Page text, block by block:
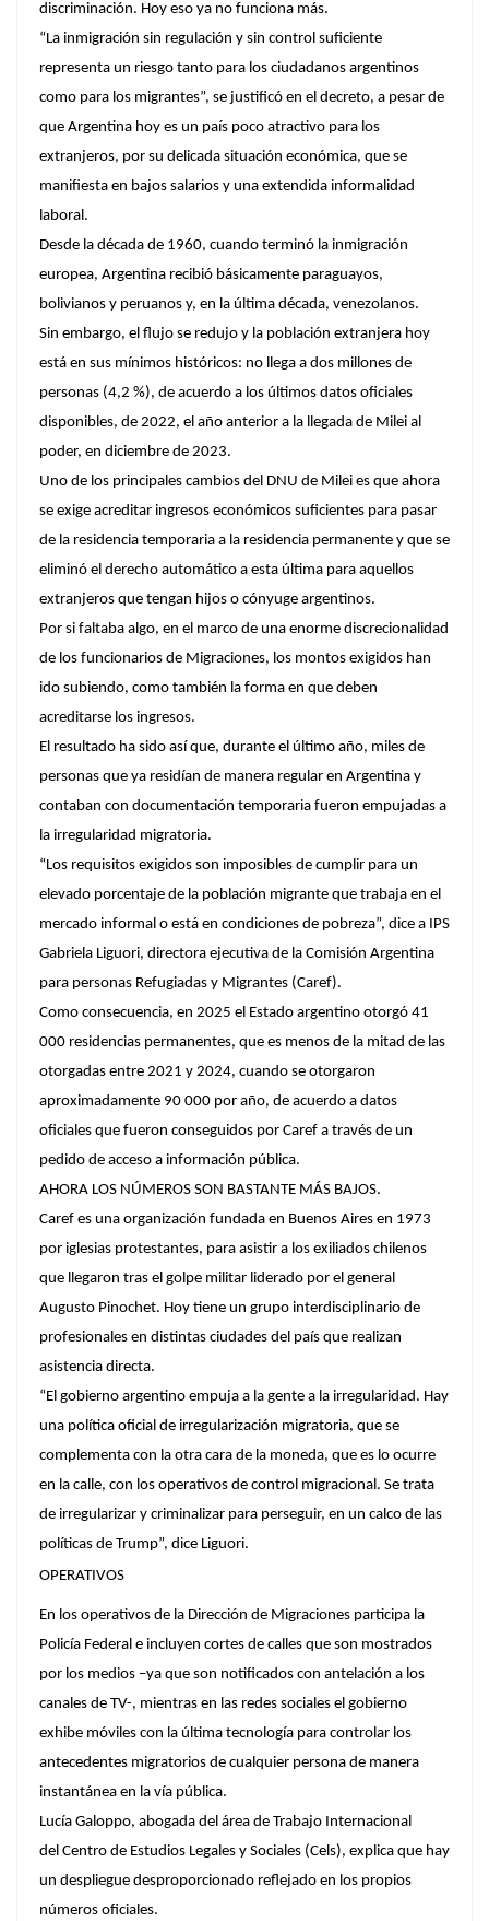
discriminación. Hoy eso ya no funciona más.
“La inmigración sin regulación y sin control suficiente
representa un riesgo tanto para los ciudadanos argentinos
como para los migrantes”, se justificó en el decreto, a pesar de
que Argentina hoy es un país poco atractivo para los
extranjeros, por su delicada situación económica, que se
manifiesta en bajos salarios y una extendida informalidad
laboral.
Desde la década de 1960, cuando terminó la inmigración
europea, Argentina recibió básicamente paraguayos,
bolivianos y peruanos y, en la última década, venezolanos.
Sin embargo, el flujo se redujo y la población extranjera hoy
está en sus mínimos históricos: no llega a dos millones de
personas (4,2 %), de acuerdo a los últimos datos oficiales
disponibles, de 2022, el año anterior a la llegada de Milei al
poder, en diciembre de 2023.
Uno de los principales cambios del DNU de Milei es que ahora
se exige acreditar ingresos económicos suficientes para pasar
de la residencia temporaria a la residencia permanente y que se
eliminó el derecho automático a esta última para aquellos
extranjeros que tengan hijos o cónyuge argentinos.
Por si faltaba algo, en el marco de una enorme discrecionalidad
de los funcionarios de Migraciones, los montos exigidos han
ido subiendo, como también la forma en que deben
acreditarse los ingresos.
El resultado ha sido así que, durante el último año, miles de
personas que ya residían de manera regular en Argentina y
contaban con documentación temporaria fueron empujadas a
la irregularidad migratoria.
“Los requisitos exigidos son imposibles de cumplir para un
elevado porcentaje de la población migrante que trabaja en el
mercado informal o está en condiciones de pobreza”, dice a IPS
Gabriela Liguori, directora ejecutiva de la Comisión Argentina
para personas Refugiadas y Migrantes (Caref).
Como consecuencia, en 2025 el Estado argentino otorgó 41
000 residencias permanentes, que es menos de la mitad de las
otorgadas entre 2021 y 2024, cuando se otorgaron
aproximadamente 90 000 por año, de acuerdo a datos
oficiales que fueron conseguidos por Caref a través de un
pedido de acceso a información pública.
AHORA LOS NÚMEROS SON BASTANTE MÁS BAJOS.
Caref es una organización fundada en Buenos Aires en 1973
por iglesias protestantes, para asistir a los exiliados chilenos
que llegaron tras el golpe militar liderado por el general
Augusto Pinochet. Hoy tiene un grupo interdisciplinario de
profesionales en distintas ciudades del país que realizan
asistencia directa.
“El gobierno argentino empuja a la gente a la irregularidad. Hay
una política oficial de irregularización migratoria, que se
complementa con la otra cara de la moneda, que es lo ocurre
en la calle, con los operativos de control migracional. Se trata
de irregularizar y criminalizar para perseguir, en un calco de las
políticas de Trump”, dice Liguori.
OPERATIVOS
En los operativos de la Dirección de Migraciones participa la
Policía Federal e incluyen cortes de calles que son mostrados
por los medios –ya que son notificados con antelación a los
canales de TV-, mientras en las redes sociales el gobierno
exhibe móviles con la última tecnología para controlar los
antecedentes migratorios de cualquier persona de manera
instantánea en la vía pública.
Lucía Galoppo, abogada del área de Trabajo Internacional
del Centro de Estudios Legales y Sociales (Cels), explica que hay
un despliegue desproporcionado reflejado en los propios
números oficiales.